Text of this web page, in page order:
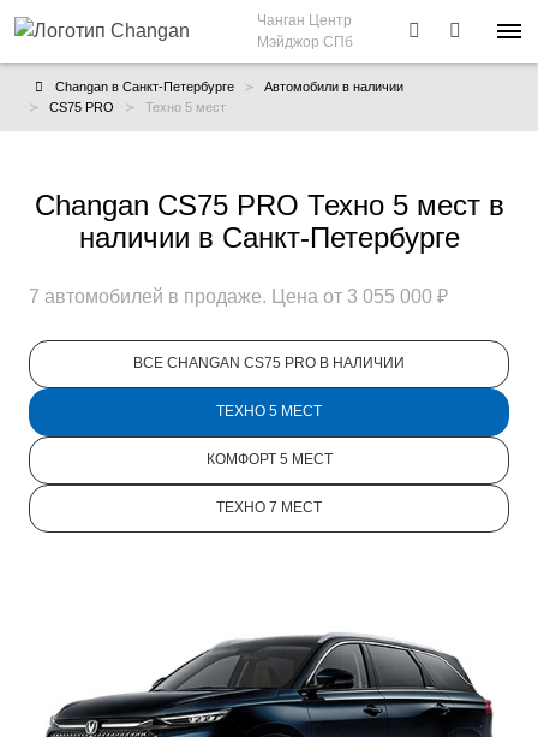
Чанган Центр
Мэйджор СПб
Changan в Санкт-Петербурге
Автомобили в наличии
CS75 PRO
Техно 5 мест
Changan CS75 PRO Техно 5 мест в
наличии в Санкт-Петербурге
7 автомобилей в продаже. Цена от 3 055 000 ₽
ВСЕ CHANGAN CS75 PRO В НАЛИЧИИ
ТЕХНО 5 МЕСТ
КОМФОРТ 5 МЕСТ
ТЕХНО 7 МЕСТ